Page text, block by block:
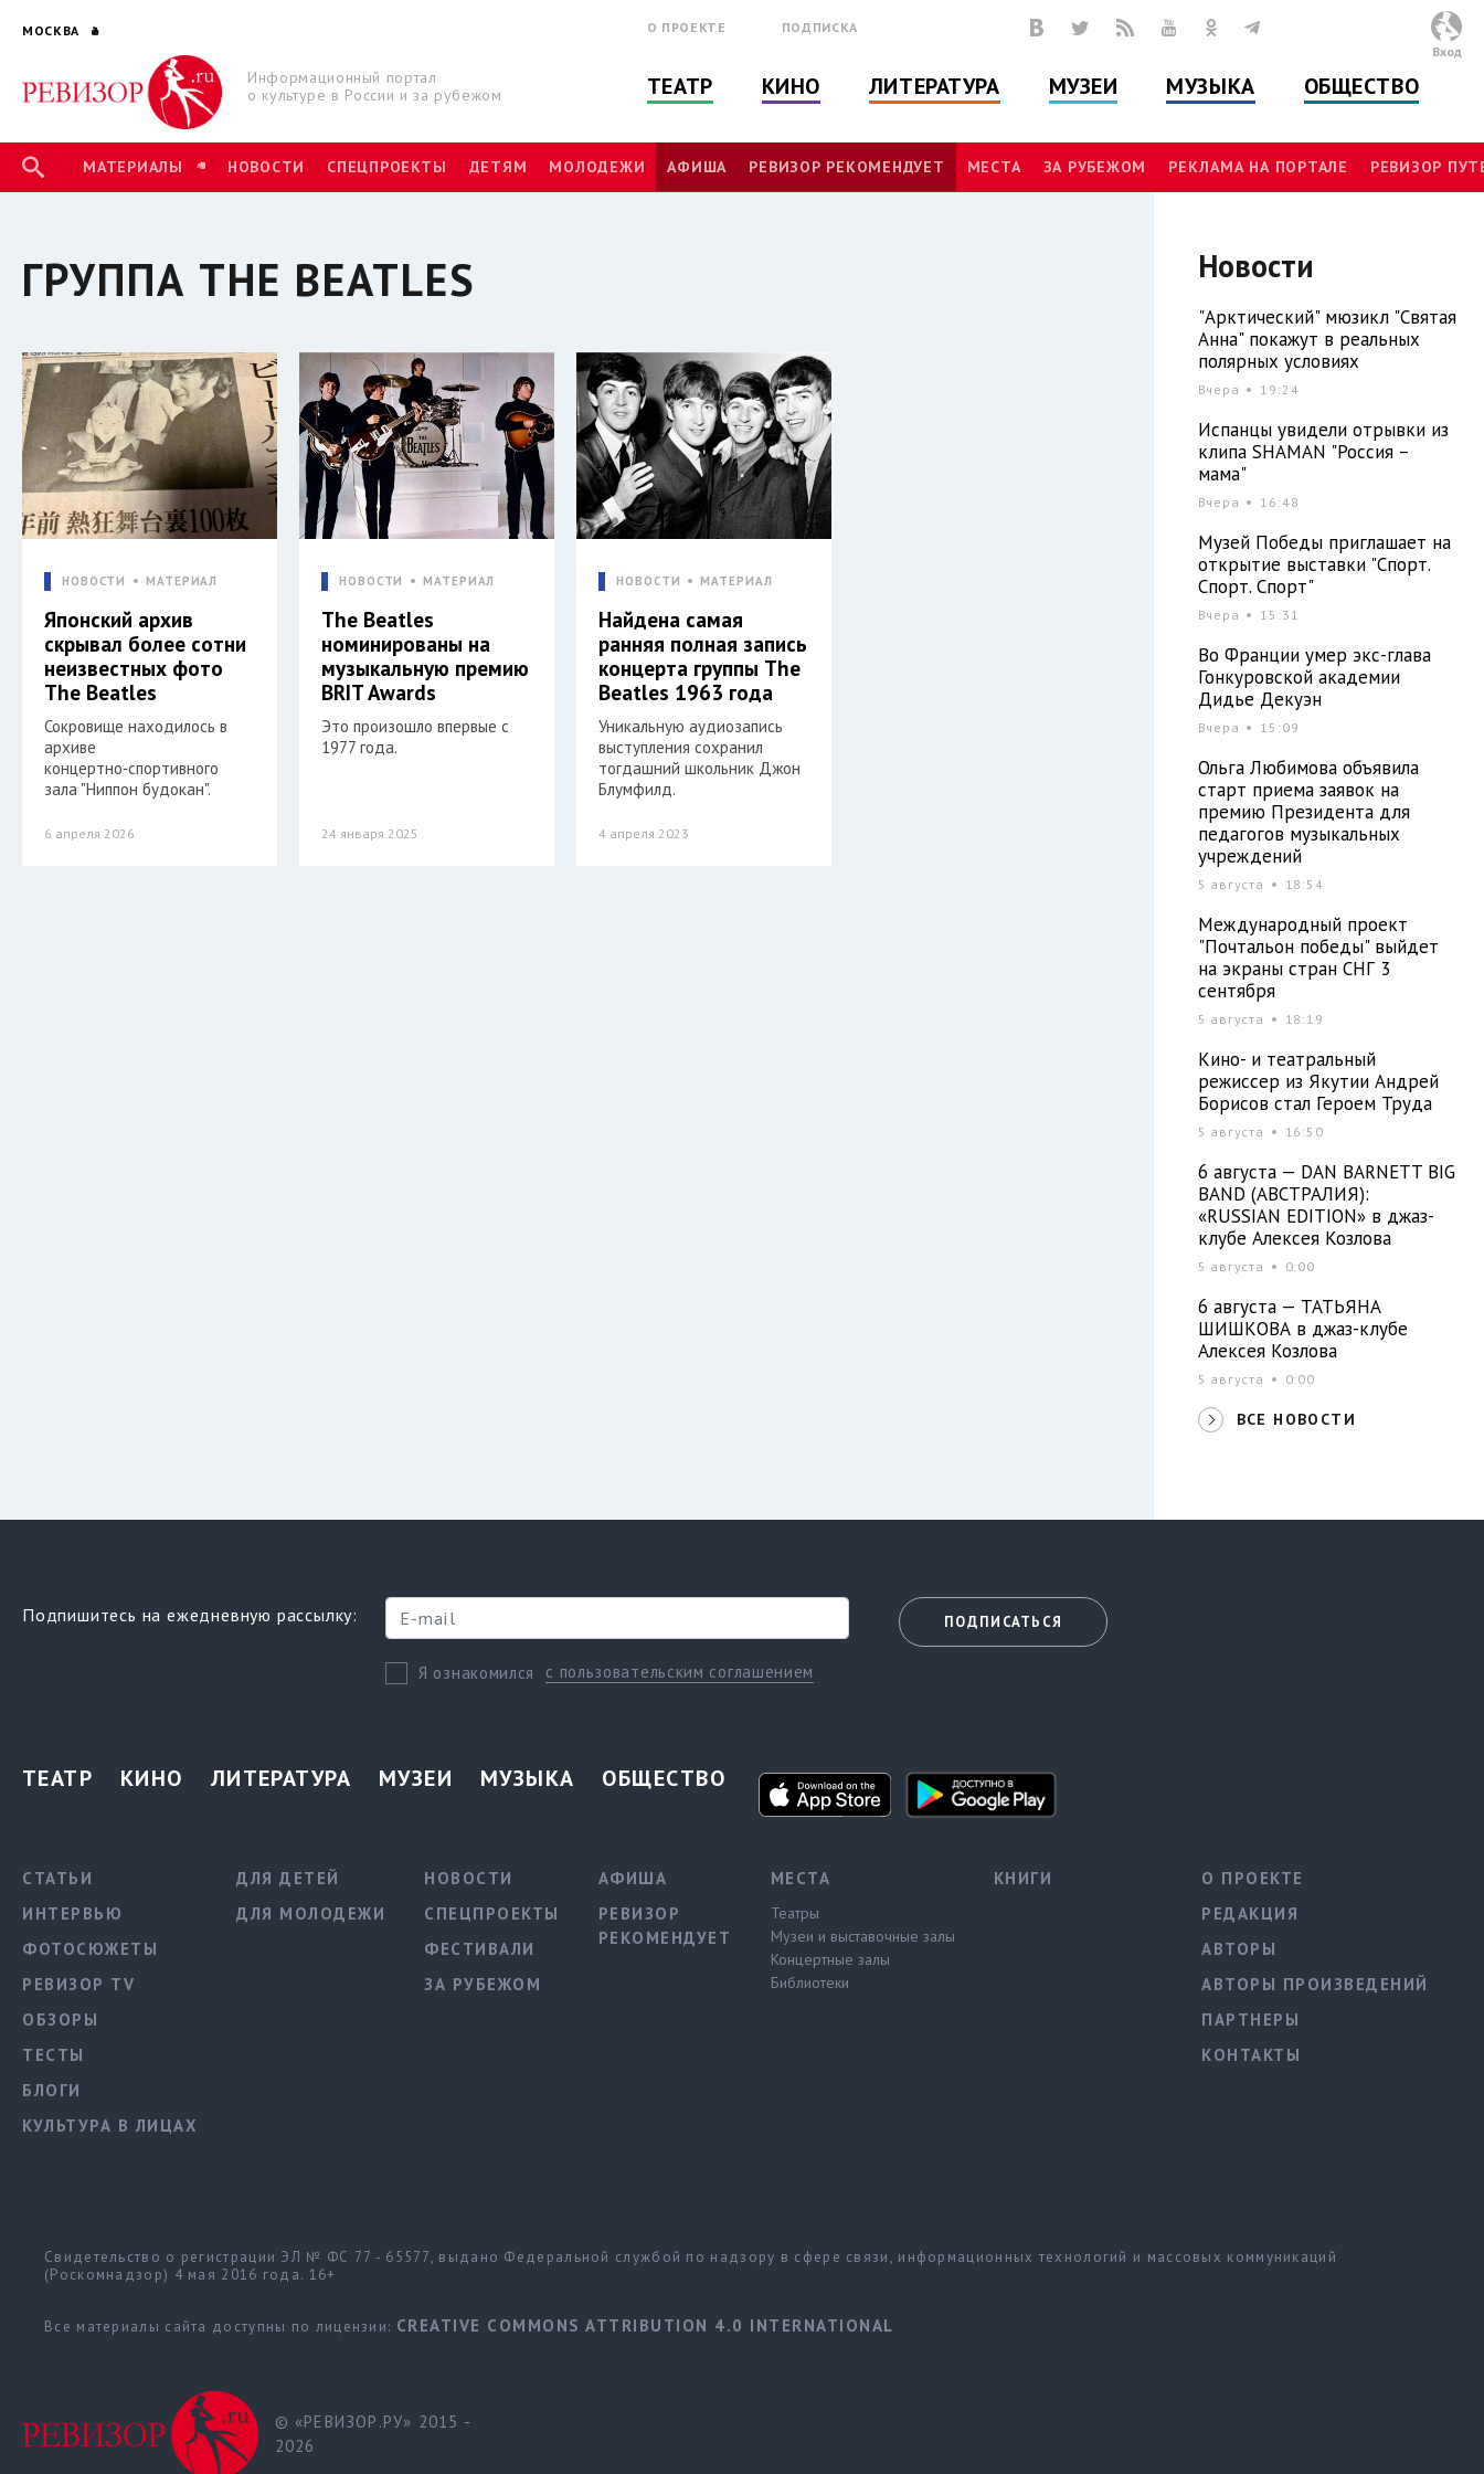
МОСКВА
Информационный портал
о культуре в России и за рубежом
О ПРОЕКТЕ ПОДПИСКА
ТЕАТР КИНО ЛИТЕРАТУРА МУЗЕИ МУЗЫКА ОБЩЕСТВО
Вход
МАТЕРИАЛЫ НОВОСТИ СПЕЦПРОЕКТЫ ДЕТЯМ МОЛОДЕЖИ АФИША РЕВИЗОР РЕКОМЕНДУЕТ МЕСТА ЗА РУБЕЖОМ РЕКЛАМА НА ПОРТАЛЕ РЕВИЗОР
ГРУППА THE BEATLES
НОВОСТИ МАТЕРИАЛ
Японский архив
скрывал более сотни
неизвестных фото
The Beatles
Сокровище находилось в
архиве
концертно‑спортивного
зала "Ниппон будокан".
6 апреля 2026
НОВОСТИ МАТЕРИАЛ
The Beatles
номинированы на
музыкальную премию
BRIT Awards
Это произошло впервые с
1977 года.
24 января 2025
НОВОСТИ МАТЕРИАЛ
Найдена самая
ранняя полная запись
концерта группы The
Beatles 1963 года
Уникальную аудиозапись
выступления сохранил
тогдашний школьник Джон
Блумфилд.
4 апреля 2023
Новости
"Арктический" мюзикл "Святая
Анна" покажут в реальных
полярных условиях
Вчера 19:24
Испанцы увидели отрывки из
клипа SHAMAN "Россия –
мама"
Вчера 16:48
Музей Победы приглашает на
открытие выставки "Спорт.
Спорт. Спорт"
Вчера 15:31
Во Франции умер экс-глава
Гонкуровской академии
Дидье Декуэн
Вчера 15:09
Ольга Любимова объявила
старт приема заявок на
премию Президента для
педагогов музыкальных
учреждений
5 августа 18:54
Международный проект
"Почтальон победы" выйдет
на экраны стран СНГ 3
сентября
5 августа 18:19
Кино- и театральный
режиссер из Якутии Андрей
Борисов стал Героем Труда
5 августа 16:50
6 августа — DAN BARNETT BIG
BAND (АВСТРАЛИЯ):
«RUSSIAN EDITION» в джаз-
клубе Алексея Козлова
5 августа 0:00
6 августа — ТАТЬЯНА
ШИШКОВА в джаз-клубе
Алексея Козлова
5 августа 0:00
ВСЕ НОВОСТИ
Подпишитесь на ежедневную рассылку:
Я ознакомился с пользовательским соглашением
ПОДПИСАТЬСЯ
ТЕАТР КИНО ЛИТЕРАТУРА МУЗЕИ МУЗЫКА ОБЩЕСТВО
СТАТЬИ
ИНТЕРВЬЮ
ФОТОСЮЖЕТЫ
РЕВИЗОР TV
ОБЗОРЫ
ТЕСТЫ
БЛОГИ
КУЛЬТУРА В ЛИЦАХ
ДЛЯ ДЕТЕЙ
ДЛЯ МОЛОДЕЖИ
НОВОСТИ
СПЕЦПРОЕКТЫ
ФЕСТИВАЛИ
ЗА РУБЕЖОМ
АФИША
РЕВИЗОР
РЕКОМЕНДУЕТ
МЕСТА
Театры
Музеи и выставочные залы
Концертные залы
Библиотеки
КНИГИ
О ПРОЕКТЕ
РЕДАКЦИЯ
АВТОРЫ
АВТОРЫ ПРОИЗВЕДЕНИЙ
ПАРТНЕРЫ
КОНТАКТЫ
Свидетельство о регистрации ЭЛ № ФС 77 - 65577, выдано Федеральной службой по надзору в сфере связи, информационных технологий и массовых коммуникаций
(Роскомнадзор) 4 мая 2016 года. 16+
Все материалы сайта доступны по лицензии: CREATIVE COMMONS ATTRIBUTION 4.0 INTERNATIONAL
© «РЕВИЗОР.РУ» 2015 -
2026